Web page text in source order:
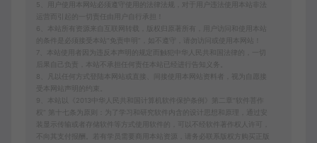
5、用户使用本网站必须遵守使用的法律法规，对于用户违法使用本站非法
6、本站所有资源来自互联网转载，版权归原著所有，用户访问和使用本站
的条件是必须接受本站“免责申明”，如不遵守，请勿访问或使用本网站！
7、本站使用者因为违反本声明的规定而触犯中华人民共和国法律的，一切
后果自己负责，本站不承担任何责任本站已经进行告知义务。
8、凡以任何方式登陆本网站或直接、间接使用本网站资料者，视为自愿接
受本网站声明的约束。
9、本站以《2013中华人民共和国计算机软件保护条例》第二章"软件菩作
权” 第十七条为原则：为了学习和研究软件内含的设计思想和原理，通过安
装显示传输或者存储软件等方式使用软件的，可以不经软件著作权人许可，
不向其支付报酬。若有学员需要商用本站资源，请务必联系版权方购买正版